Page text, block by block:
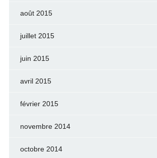
août 2015
juillet 2015
juin 2015
avril 2015
février 2015
novembre 2014
octobre 2014